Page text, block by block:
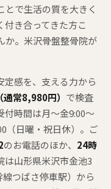
で生活の質を大きく
き合ってきた方こ
か。米沢骨盤整骨院が
定感を、支える力から
常8,980円） で検査
付時間は月〜金9:00〜
（日曜・祝日休）。ご
のお電話のほか、 24時
は山形県米沢市金池3
つばさ停車駅）から